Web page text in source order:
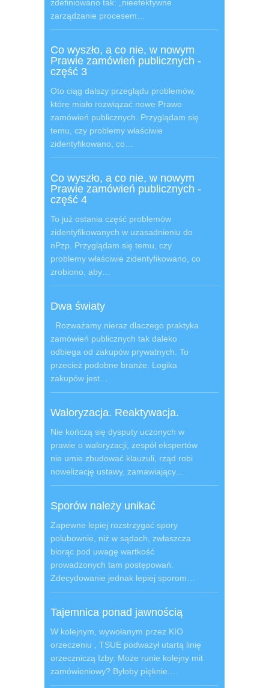
zdefiniowano tak: „nieefektywne
zarządzanie procesem…
Co wyszło, a co nie, w nowym
Prawie zamówień publicznych -
część 3
Oto ciąg dalszy przeglądu problemów,
które miało rozwiązać nowe Prawo
zamówień publicznych. Przyglądam się
temu, czy problemy właściwie
zidentyfikowano, co…
Co wyszło, a co nie, w nowym
Prawie zamówień publicznych -
część 4
To już ostania część problemów
zidentyfikowanych w uzasadnieniu do
nPzp. Przyglądam się temu, czy
problemy właściwie zidentyfikowano, co
zrobiono, aby…
Dwa światy
Rozważamy nieraz dlaczego praktyka
zamówień publicznych tak daleko
odbiega od zakupów prywatnych. To
przecież podobne branże. Logika
zakupów jest…
Waloryzacja. Reaktywacja.
Nie kończą się dysputy uczonych w
prawie o waloryzacji, zespół ekspertów
nie umie zbudować klauzuli, rząd robi
nowelizację ustawy, zamawiający…
Sporów należy unikać
Zapewne lepiej rozstrzygać spory
polubownie, niż w sądach, zwłaszcza
biorąc pod uwagę wartkość
prowadzonych tam postępowań.
Zdecydowanie jednak lepiej sporom…
Tajemnica ponad jawnością
W kolejnym, wywołanym przez KIO
orzeczeniu , TSUE podważył utartą linię
orzeczniczą Izby. Może runie kolejny mit
zamówieniowy? Byłoby pięknie.…